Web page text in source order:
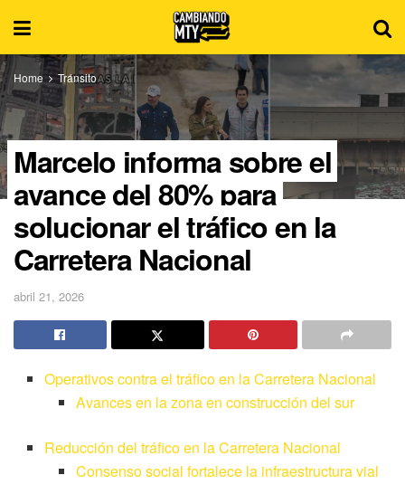
Home Tránsito
Marcelo informa sobre el
avance del 80% para
solucionar el tráfico en la
Carretera Nacional
abril 21, 2026
Operativos contra el tráfico en la Carretera Nacional
Avances en la zona en construcción del sur
Reducción del tráfico en la Carretera Nacional
Consenso social fortalece la infraestructura vial